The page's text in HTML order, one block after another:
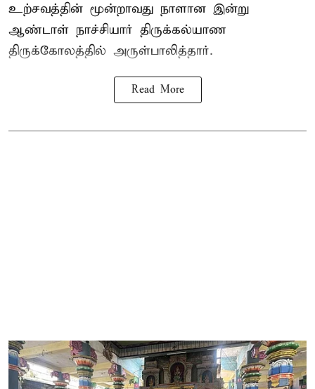
உற்சவத்தின் மூன்றாவது நாளான இன்று
ஆண்டாள் நாச்சியார் திருக்கல்யாண
திருக்கோலத்தில் அருள்பாலித்தார்.
Read More